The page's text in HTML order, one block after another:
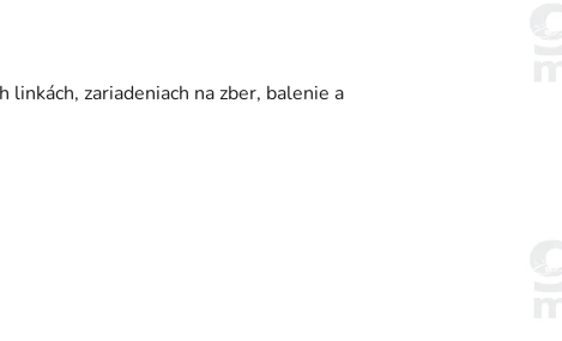
zariadeniach na zber, balenie a